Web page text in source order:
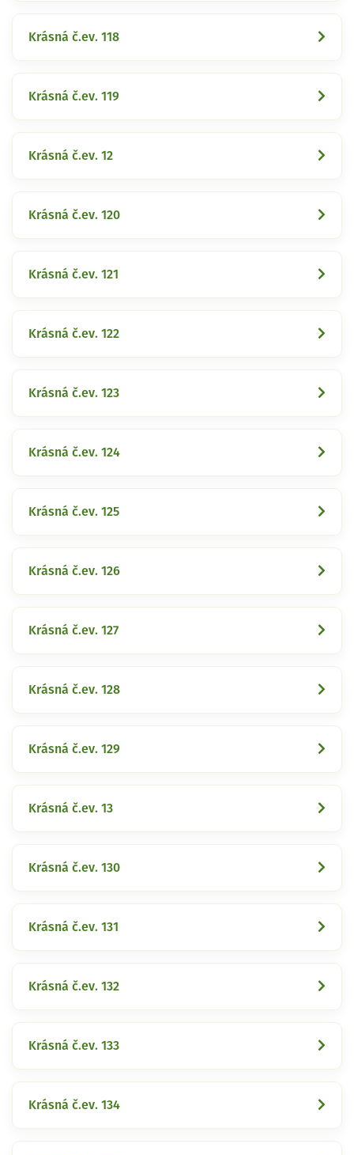
Krásná č.ev. 118
Krásná č.ev. 119
Krásná č.ev. 12
Krásná č.ev. 120
Krásná č.ev. 121
Krásná č.ev. 122
Krásná č.ev. 123
Krásná č.ev. 124
Krásná č.ev. 125
Krásná č.ev. 126
Krásná č.ev. 127
Krásná č.ev. 128
Krásná č.ev. 129
Krásná č.ev. 13
Krásná č.ev. 130
Krásná č.ev. 131
Krásná č.ev. 132
Krásná č.ev. 133
Krásná č.ev. 134